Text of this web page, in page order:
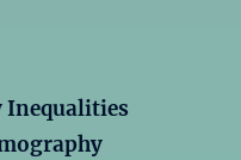
Inequalities